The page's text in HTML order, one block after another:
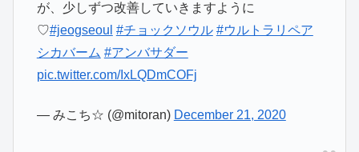
が、少しずつ改善していきますように
♡#jeogseoul #チョックソウル #ウルトラリペア
シカバーム #アンバサダー
pic.twitter.com/IxLQDmCOFj
— みこち☆ (@mitoran) December 21, 2020